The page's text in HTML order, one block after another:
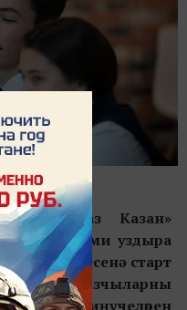
трансгаз Казан»
даими уздыра
бәйгесенә старт
газчыларны
җиңүчеләрен